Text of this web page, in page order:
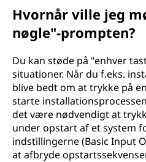
Hvornår ville jeg
nøgle"-prompten?
Du kan støde på "enhver
situationer. Når du f.eks.
blive bedt om at trykke på
starte
det være nødvendigt at
under opstart af et system
indstillingerne (Basic Input
at afbryde